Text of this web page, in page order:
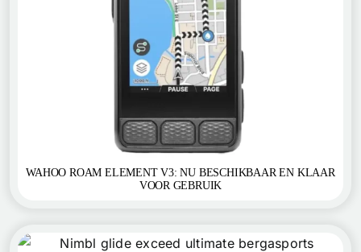
WAHOO ROAM ELEMENT V3: NU BESCHIKBAAR EN KLAAR
VOOR GEBRUIK